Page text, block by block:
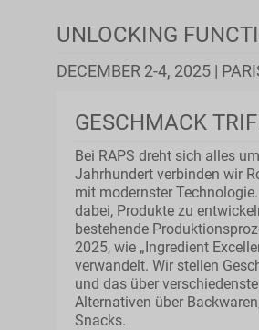
UNLOCKING
DECEMBER 2-4, 2025 |
GESCHMACK
Bei RAPS dreht sich alles
Jahrhundert verbinden wir
mit modernster
dabei, Produkte zu
bestehende
2025, wie „Ingredient
verwandelt. Wir stellen
und das über
Alternativen über
Snacks.